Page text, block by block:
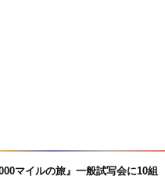
マイルの旅』一般試写会に10組